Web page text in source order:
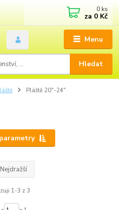
Menu
Hledat
0 ks
za 0 Kč
Pláště 20"-24"
Nejdražší
1-3 z 3